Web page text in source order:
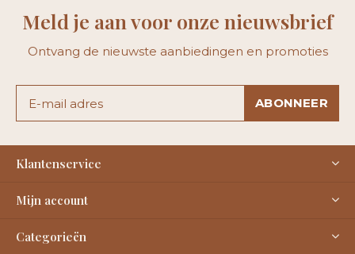
Meld je aan voor onze nieuwsbrief
Ontvang de nieuwste aanbiedingen en promoties
ABONNEER
Klantenservice
Mijn account
Categorieën